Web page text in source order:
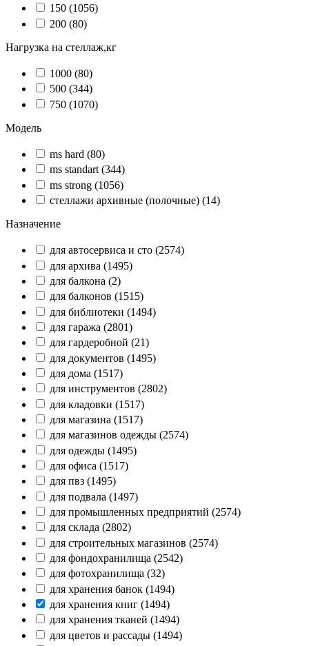
150 (1056)
200 (80)
Нагрузка на стеллаж,кг
1000 (80)
500 (344)
750 (1070)
Модель
ms hard (80)
ms standart (344)
ms strong (1056)
стеллажи архивные (полочные) (14)
Назначение
для автосервиса и сто (2574)
для архива (1495)
для балкона (2)
для балконов (1515)
для библиотеки (1494)
для гаража (2801)
для гардеробной (21)
для документов (1495)
для дома (1517)
для инструментов (2802)
для кладовки (1517)
для магазина (1517)
для магазинов одежды (2574)
для одежды (1495)
для офиса (1517)
для пвз (1495)
для подвала (1497)
для промышленных предприятий (2574)
для склада (2802)
для строительных магазинов (2574)
для фондохранилища (2542)
для фотохранилища (32)
для хранения банок (1494)
для хранения книг (1494)
для хранения тканей (1494)
для цветов и рассады (1494)